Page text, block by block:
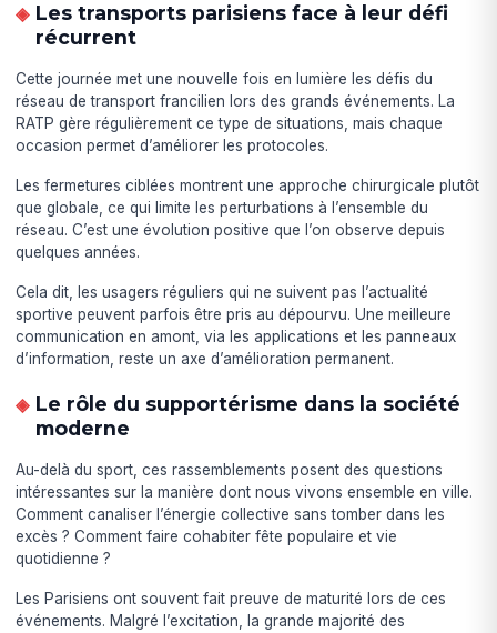
Les transports parisiens face à leur défi
récurrent
Cette journée met une nouvelle fois en lumière les défis du
réseau de transport francilien lors des grands événements. La
RATP gère régulièrement ce type de situations, mais chaque
occasion permet d’améliorer les protocoles.
Les fermetures ciblées montrent une approche chirurgicale plutôt
que globale, ce qui limite les perturbations à l’ensemble du
réseau. C’est une évolution positive que l’on observe depuis
quelques années.
Cela dit, les usagers réguliers qui ne suivent pas l’actualité
sportive peuvent parfois être pris au dépourvu. Une meilleure
communication en amont, via les applications et les panneaux
d’information, reste un axe d’amélioration permanent.
Le rôle du supportérisme dans la société
moderne
Au-delà du sport, ces rassemblements posent des questions
intéressantes sur la manière dont nous vivons ensemble en ville.
Comment canaliser l’énergie collective sans tomber dans les
excès ? Comment faire cohabiter fête populaire et vie
quotidienne ?
Les Parisiens ont souvent fait preuve de maturité lors de ces
événements. Malgré l’excitation, la grande majorité des